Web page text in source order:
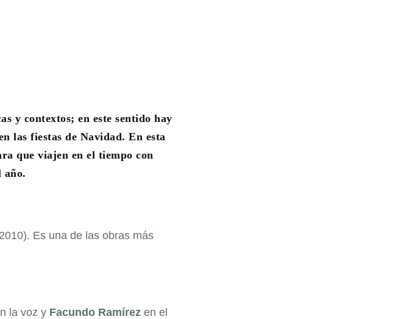
y contextos; en este sentido hay
las fiestas de Navidad. En esta
que viajen en el tiempo con
año.
Es una de las obras más
la voz y Facundo Ramírez en el